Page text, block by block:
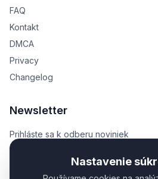
FAQ
Kontakt
DMCA
Privacy
Changelog
Newsletter
Prihláste sa k odberu noviniek
Nastavenie